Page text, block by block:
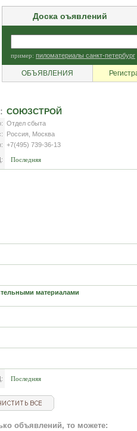
Доска оъявлений
пример: пиломатериалы санкт-петербург
ОБЪЯВЛЕНИЯ
СОЮЗСТРОЙ
Отдел сбыта
Россия, Москва
+7(495) 739-36-13
Последняя
материалами
Последняя
объявлений, то можете: